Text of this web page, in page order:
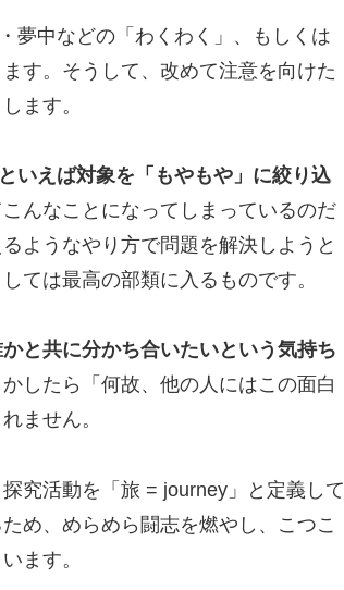
夢中などの「わくわく」、もしくは
す。そうして、改めて注意を向けた
ます。
いえば対象を「もやもや」に絞り込
こんなことになってしまっているのだ
ようなやり方で問題を解決しようと
ては最高の部類に入るものです。
と共に分かち合いたいという気持ち
したら「何故、他の人にはこの面白
ません。
究活動を「旅 = journey」と定義して
め、めらめら闘志を燃やし、こつこ
ます。